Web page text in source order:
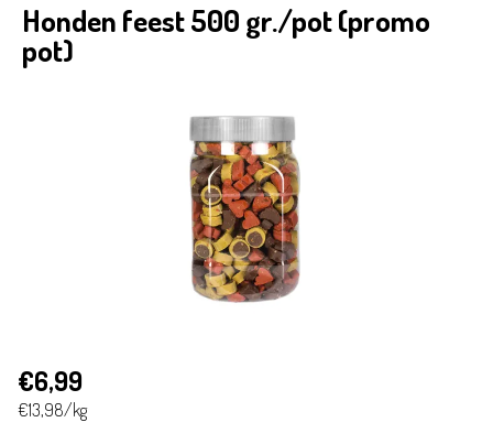
Honden feest 500 gr./pot (promo
pot)
€6,99
€13,98/kg